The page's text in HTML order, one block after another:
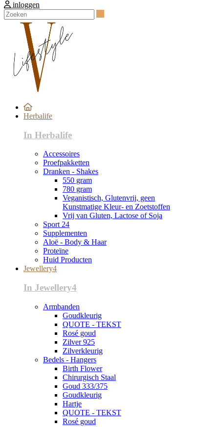
inloggen
Herbalife
In Herbalife
Accessoires
Proefpakketten
Dranken - Shakes
550 gram
780 gram
Veganistisch, Glutenvrij, geen
Kunstmatige Kleur- en Zoetstoffen
Vrij van Gluten, Lactose of Soja
Sport 24
Supplementen
Aloë - Body & Haar
Proteïne
Huid Producten
Jewellery4
In Jewellery4
Armbanden
Goudkleurig
QUOTE - TEKST
Rosé goud
Zilver 925
Zilverkleurig
Bedels - Hangers
Birth Flower
Chirurgisch Staal
Goud 333/375
Goudkleurig
Hartje
QUOTE - TEKST
Rosé goud